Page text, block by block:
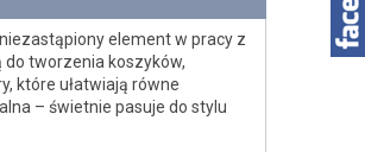
element w pracy z
do tworzenia koszyków,
które ułatwiają równe
– świetnie pasuje do stylu